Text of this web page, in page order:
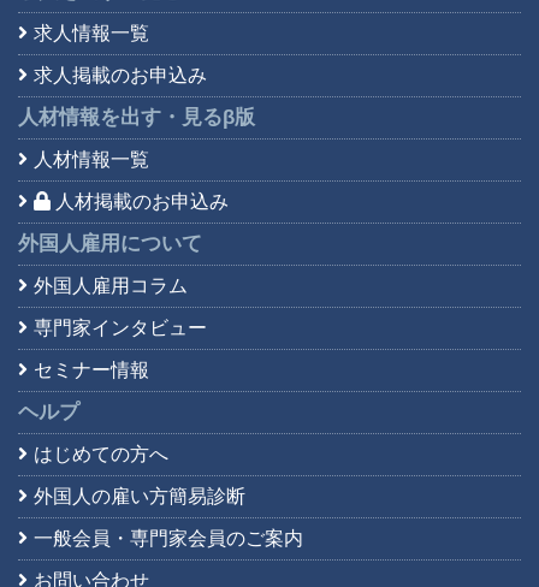
求人情報一覧
求人掲載のお申込み
人材情報を出す・見るβ版
人材情報一覧
人材掲載のお申込み
外国人雇用について
外国人雇用コラム
専門家インタビュー
セミナー情報
ヘルプ
はじめての方へ
外国人の雇い方簡易診断
一般会員・専門家会員のご案内
お問い合わせ